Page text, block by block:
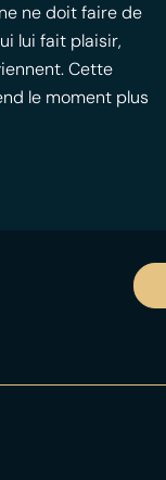
ne doit faire de
lui fait plaisir,
Cette
le moment plus